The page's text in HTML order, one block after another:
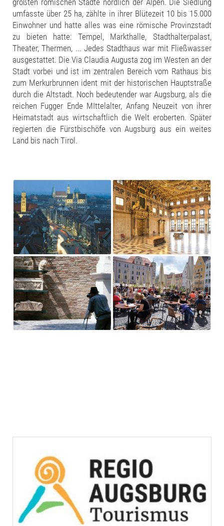
größten römischen Städte nördlich der Alpen. Die Siedlung
umfasste über 25 ha, zählte in ihrer Blütezeit 10 bis 15.000
Einwohner und hatte alles was eine römische Provinzstadt
zu bieten hatte: Tempel, Markthalle, Stadthalterpalast,
Theater, Thermen, ... Jedes Stadthaus war mit Fließwasser
ausgestattet. Die Via Claudia Augusta zog im Westen an der
Stadt vorbei und ist im zentralen Bereich vom Rathaus bis
zum Merkurbrunnen ident mit der historischen Hauptstraße
durch die Altstadt. Noch bedeutender war Augsburg, als die
reichen Fugger Ende MIttelalter, Anfang Neuzeit von ihrer
Heimatstadt aus wirtschaftlich die Welt eroberten. Später
regierten die Fürstbischöfe von Augsburg aus ein weites
Land bis nach Tirol.